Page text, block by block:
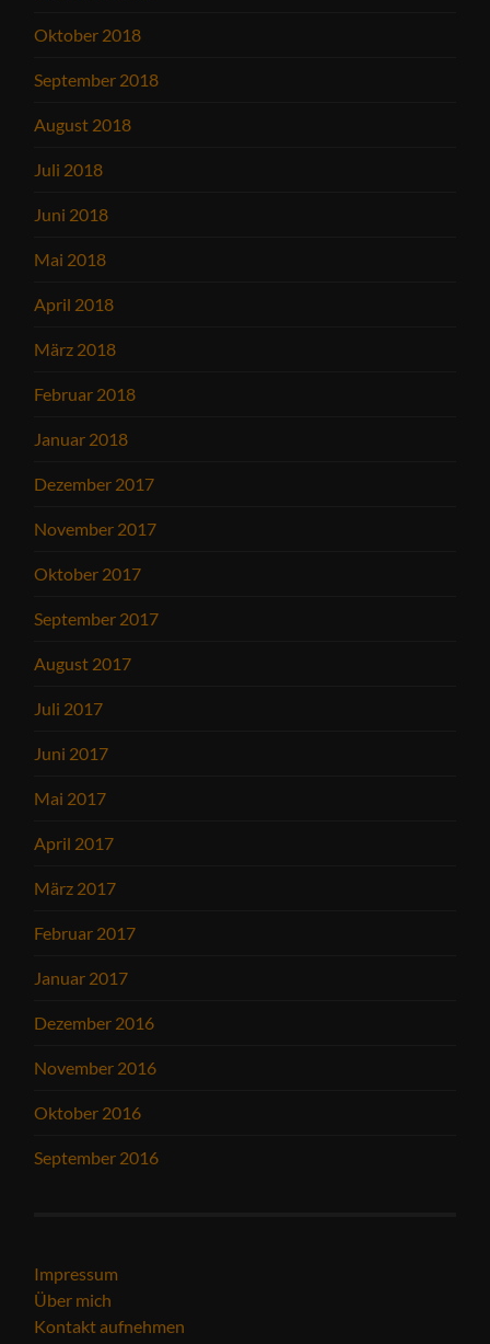
Oktober 2018
September 2018
August 2018
Juli 2018
Juni 2018
Mai 2018
April 2018
März 2018
Februar 2018
Januar 2018
Dezember 2017
November 2017
Oktober 2017
September 2017
August 2017
Juli 2017
Juni 2017
Mai 2017
April 2017
März 2017
Februar 2017
Januar 2017
Dezember 2016
November 2016
Oktober 2016
September 2016
Impressum
Über mich
Kontakt aufnehmen